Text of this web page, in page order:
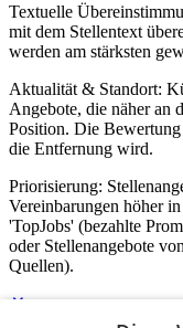
Textuelle
mit dem Stellentext
werden am stärksten
Aktualität & Standort:
Angebote, die näher an
Position. Die
die Entfernung wird.
Priorisierung:
Vereinbarungen höher
'TopJobs' (bezahlte
oder Stellenangebote
Quellen).